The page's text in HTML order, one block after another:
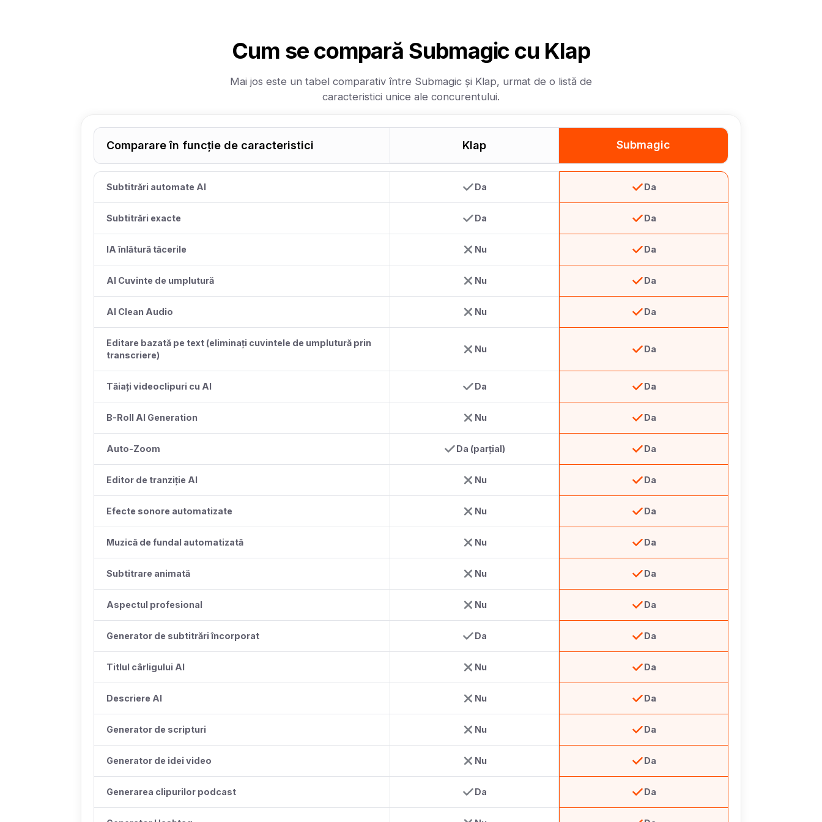
Cum se compară Submagic cu Klap
Mai jos este un tabel comparativ între Submagic și Klap, urmat de o listă de
caracteristici unice ale concurentului.
Comparare în funcție de caracteristici Klap Submagic
Subtitrări automate AI Da Da
Subtitrări exacte Da Da
IA înlătură tăcerile Nu Da
AI Cuvinte de umplutură Nu Da
AI Clean Audio Nu Da
Editare bazată pe text (eliminați cuvintele de umplutură prin
transcriere)
Nu Da
Tăiați videoclipuri cu AI Da Da
B-Roll AI Generation Nu Da
Auto-Zoom Da (parțial) Da
Editor de tranziție AI Nu Da
Efecte sonore automatizate Nu Da
Muzică de fundal automatizată Nu Da
Subtitrare animată Nu Da
Aspectul profesional Nu Da
Generator de subtitrări încorporat Da Da
Titlul cârligului AI Nu Da
Descriere AI Nu Da
Generator de scripturi Nu Da
Generator de idei video Nu Da
Generarea clipurilor podcast Da Da